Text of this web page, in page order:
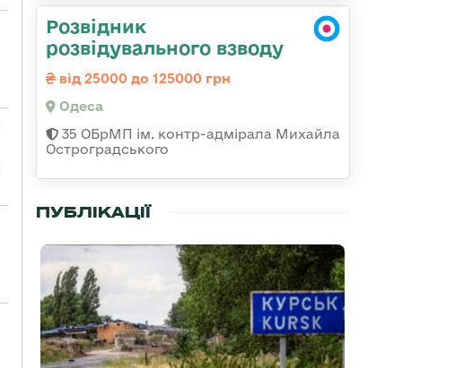
Розвідник
розвідувального взводу
від 25000 до 125000 грн
Одеса
35 ОБрМП ім. контр-адмірала Михайла
Остроградського
ПУБЛІКАЦІЇ